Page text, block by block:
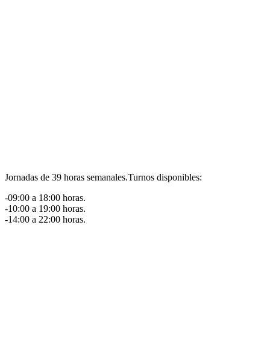
Jornadas de 39 horas semanales.Turnos disponibles:
-09:00 a 18:00 horas.
-10:00 a 19:00 horas.
-14:00 a 22:00 horas.